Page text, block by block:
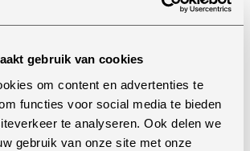
gebruik van cookies
om content en advertenties te
functies voor social media te bieden
te analyseren. Ook delen we
gebruik van onze site met onze
Whatsapp
winkel in Uden